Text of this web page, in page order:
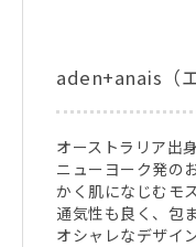
aden+anais（
オーストラリア出
ニューヨーク発の
かく肌になじむモ
通気性も良く、包
オシャレなデザイ